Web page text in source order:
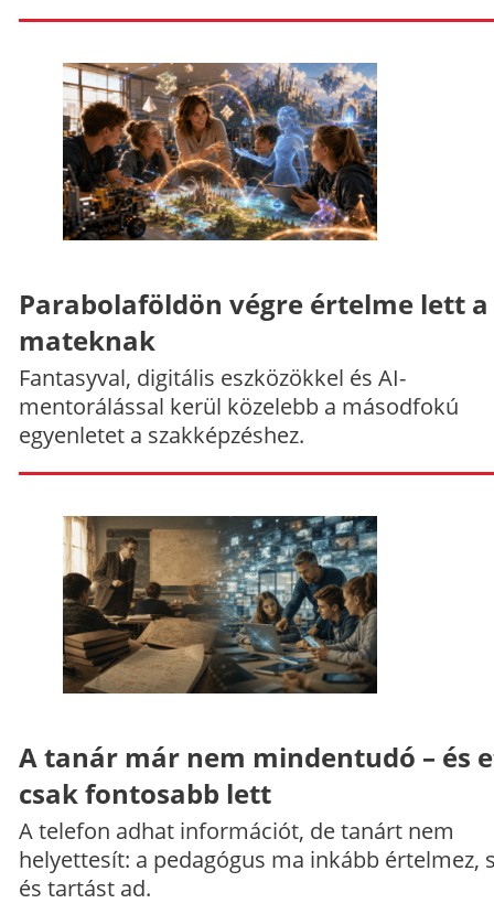
Parabolaföldön végre értelme lett a
mateknak
Fantasyval, digitális eszközökkel és AI-
mentorálással kerül közelebb a másodfokú
egyenletet a szakképzéshez.
A tanár már nem mindentudó – és
csak fontosabb lett
A telefon adhat információt, de tanárt nem
helyettesít: a pedagógus ma inkább értelmez,
és tartást ad.